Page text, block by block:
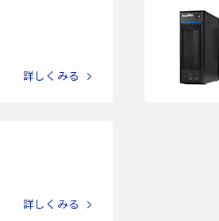
詳しくみる
詳しくみる